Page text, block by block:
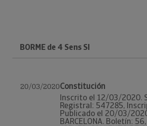
BORME de 4 Sens Sl
20/03/2020Constitución
Inscrito el 12/03/2020.
Registral: 547285,
Publicado el 20/03/
BARCELONA. Boletín: